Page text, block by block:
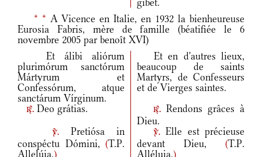
gibet.
* * A Vicence en Italie, en 1932 la bienheureuse
Eurosia Fabris, mère de famille (béatifiée le 6
novembre 2005 par benoît XVI)
Et álibi aliórum
plurimórum sanctórum
Mártyrum et
Confessórum, atque
sanctárum Vírginum.
Et en d'autres lieux,
beaucoup de saints
Martyrs, de Confesseurs
et de Vierges saintes.
r. Deo grátias. r.Rendons grâces à
Dieu.
v.
Pretiósa in
conspéctu Dómini, (T.P.
Allelúia.)
v. Elle est précieuse
devant Dieu, (T.P.
Alléluia.)